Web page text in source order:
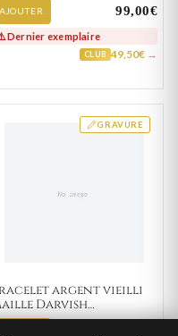
AJOUTER 99,00€
Dernier exemplaire
CLUB 49,50€ →
GRAVURE
argent vieilli
Darvish